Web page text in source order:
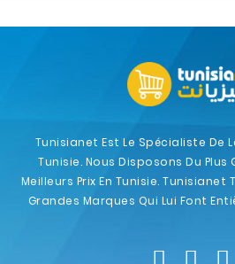
Tunisianet Est Le Spécialiste De
Tunisie. Nous Disposons Du Plus
Meilleurs Prix En Tunisie. Tunisianet
Grandes Marques Qui Lui Font